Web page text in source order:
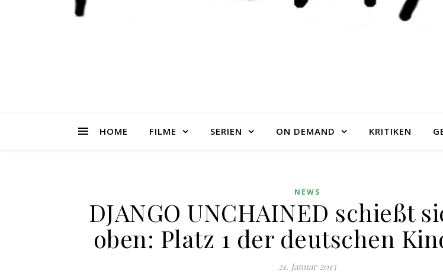
HOME FILME SERIEN ON DEMAND KRITIKEN
NEWS
DJANGO UNCHAINED schießt
oben: Platz 1 der deutschen
21. Januar 2013